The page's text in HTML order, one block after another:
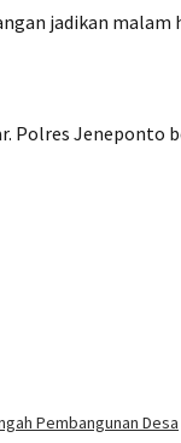
jadikan
Pembangunan Desa